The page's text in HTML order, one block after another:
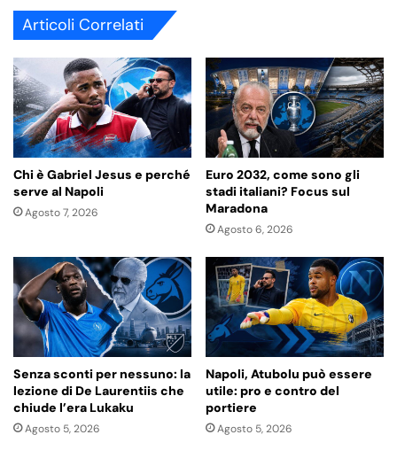
Articoli Correlati
Chi è Gabriel Jesus e perché
serve al Napoli
Agosto 7, 2026
Euro 2032, come sono gli
stadi italiani? Focus sul
Maradona
Agosto 6, 2026
Senza sconti per nessuno: la
lezione di De Laurentiis che
chiude l’era Lukaku
Agosto 5, 2026
Napoli, Atubolu può essere
utile: pro e contro del
portiere
Agosto 5, 2026